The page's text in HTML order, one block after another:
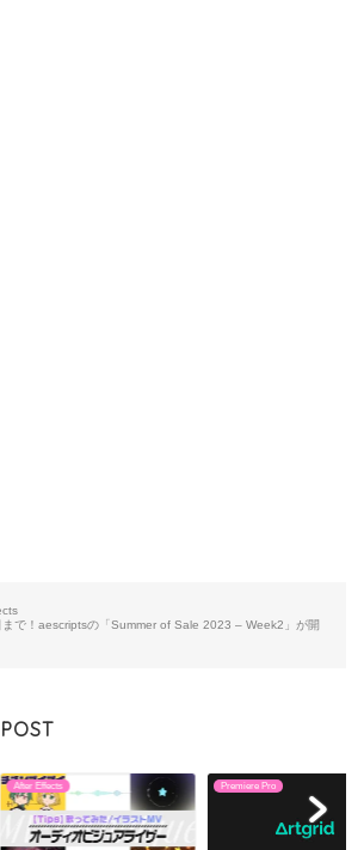
まで！aescriptsの「Summer of Sale 2023 – Week2」が開
After Effects Premiere Pro